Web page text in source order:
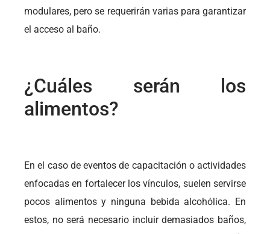
modulares, pero se requerirán varias para garantizar
el acceso al baño.
¿Cuáles serán los
alimentos?
En el caso de eventos de capacitación o actividades
enfocadas en fortalecer los vínculos, suelen servirse
pocos alimentos y ninguna bebida alcohólica. En
estos, no será necesario incluir demasiados baños,